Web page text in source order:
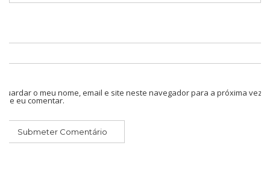
Guardar o meu nome, email e site neste navegador para a próxima vez
que eu comentar.